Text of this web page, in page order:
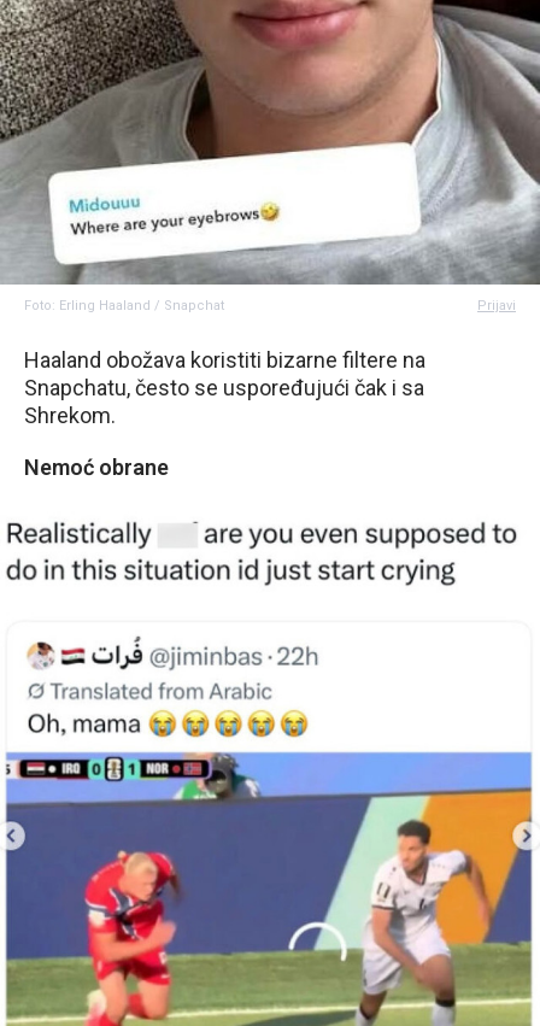
Foto: Erling Haaland / Snapchat Prijavi
Haaland obožava koristiti bizarne filtere na
Snapchatu, često se uspoređujući čak i sa
Shrekom.
Nemoć obrane